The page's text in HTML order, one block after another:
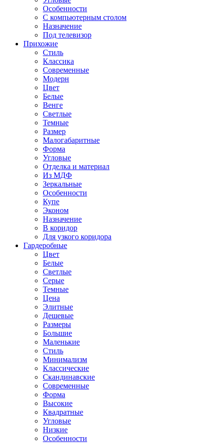
Особенности
С компьютерным столом
Назначение
Под телевизор
Прихожие
Стиль
Классика
Современные
Модерн
Цвет
Белые
Венге
Светлые
Темные
Размер
Малогабаритные
Форма
Угловые
Отделка и материал
Из МДФ
Зеркальные
Особенности
Купе
Эконом
Назначение
В коридор
Для узкого коридора
Гардеробные
Цвет
Белые
Светлые
Серые
Темные
Цена
Элитные
Дешевые
Размеры
Большие
Маленькие
Стиль
Минимализм
Классические
Скандинавские
Современные
Форма
Высокие
Квадратные
Угловые
Низкие
Особенности